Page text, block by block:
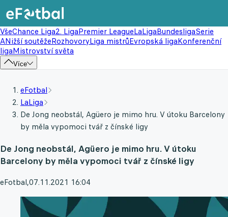
VšeChance Liga2. LigaPremier LeagueLaLigaBundesligaSerie
ANižší soutěžeRozhovoryLiga mistrůEvropská ligaKonferenční
ligaMistrovství světa
Více
eFotbal
LaLiga
De Jong neobstál, Agüero je mimo hru. V útoku Barcelony
by měla vypomoci tvář z čínské ligy
De Jong neobstál, Agüero je mimo hru. V útoku
Barcelony by měla vypomoci tvář z čínské ligy
eFotbal,07.11.2021 16:04